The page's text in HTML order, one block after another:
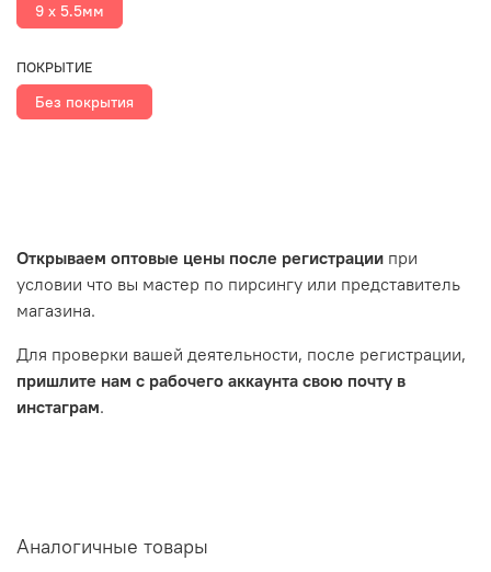
9 x 5.5мм
ПОКРЫТИЕ
Без покрытия
Открываем оптовые цены после регистрации при
условии что вы мастер по пирсингу или представитель
магазина.
Для проверки вашей деятельности, после регистрации,
пришлите нам с рабочего аккаунта свою почту в
инстаграм.
Аналогичные товары